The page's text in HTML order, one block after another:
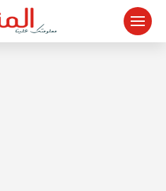
التجاوز
المحتوى